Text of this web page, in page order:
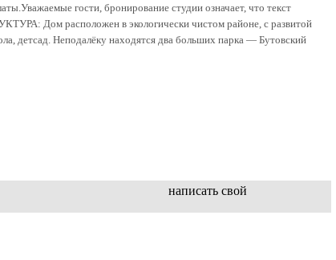
гости, бронирование студии означает, что текст
Дом расположен в экологически чистом районе, с развитой
детсад. Неподалёку находятся два больших парка — Бутовский
написать свой